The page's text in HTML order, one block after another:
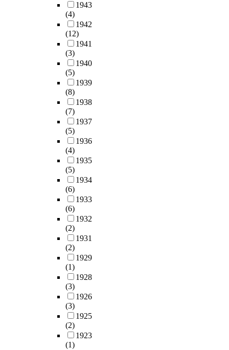
1943
(4)
1942
(12)
1941
(3)
1940
(5)
1939
(8)
1938
(7)
1937
(5)
1936
(4)
1935
(5)
1934
(6)
1933
(6)
1932
(2)
1931
(2)
1929
(1)
1928
(3)
1926
(3)
1925
(2)
1923
(1)